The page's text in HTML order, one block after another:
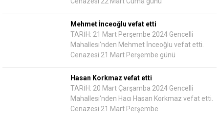
Mehmet İnceoğlu vefat etti
TARİH: 21 Mart Perşembe 2024 Gencelli
Mahallesi'nden Mehmet İnceoğlu vefat etti.
Cenazesi 21 Mart Perşembe günü
Hasan Korkmaz vefat etti
TARİH: 20 Mart Çarşamba 2024 Gencelli
Mahallesi'nden Hacı Hasan Korkmaz vefat etti.
Cenazesi 21 Mart Perşembe